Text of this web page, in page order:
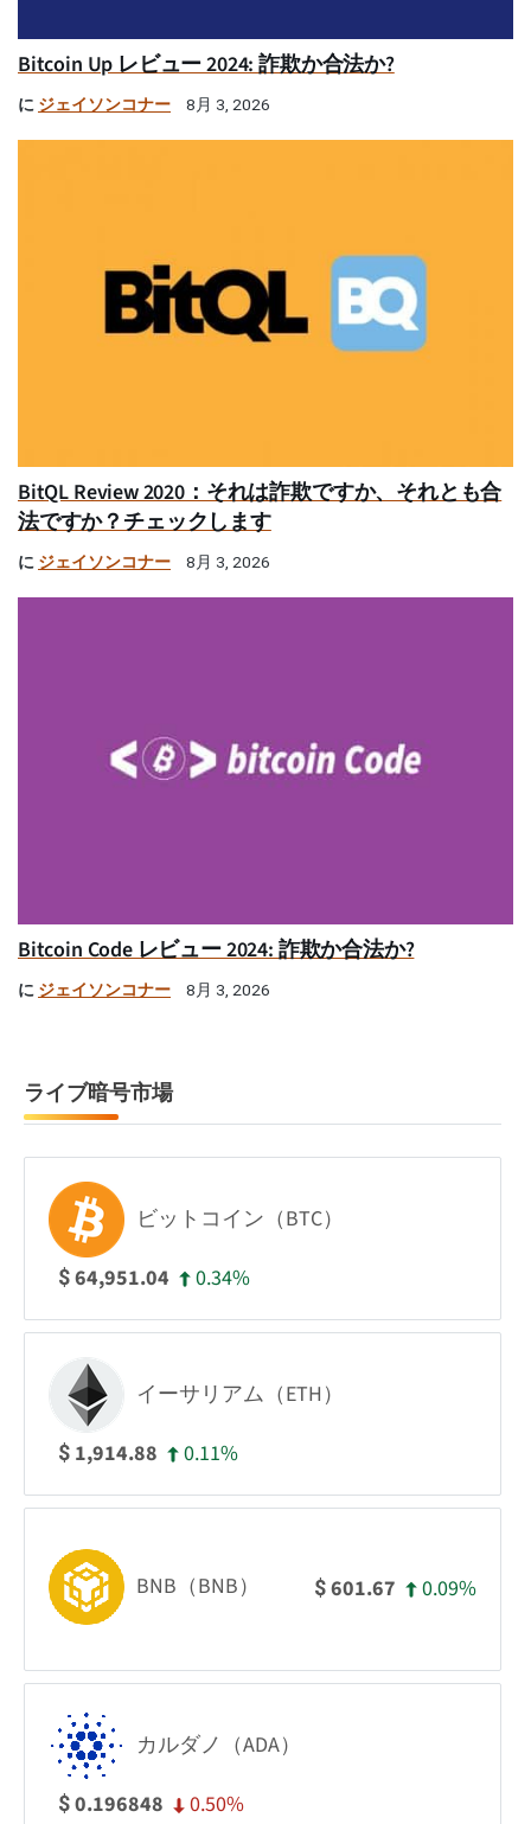
Bitcoin Up レビュー 2024: 詐欺か合法か?
に ジェイソンコナー 8月 3, 2026
BitQL Review 2020：それは詐欺ですか、それとも合
法ですか？チェックします
に ジェイソンコナー 8月 3, 2026
Bitcoin Code レビュー 2024: 詐欺か合法か?
に ジェイソンコナー 8月 3, 2026
ライブ暗号市場
ビットコイン（BTC）
$64,951.04 0.34%
イーサリアム（ETH）
$ 1,914.88 0.11%
BNB（BNB） $601.67 0.09%
カルダノ（ADA）
$0.196848 0.50%